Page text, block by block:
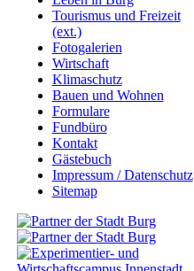
Tourismus und Freizeit
(ext.)
Fotogalerien
Wirtschaft
Klimaschutz
Bauen und Wohnen
Formulare
Fundbüro
Kontakt
Gästebuch
Impressum / Datenschutz
Sitemap